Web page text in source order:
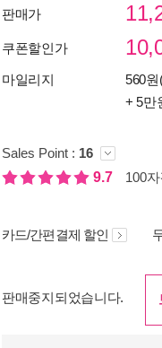
종
판매가
쿠폰할인가
마일리지 560원
+ 5만
Sales Point : 16
9.7
100
카드/간편결제 할인
판매중지되었습니다.